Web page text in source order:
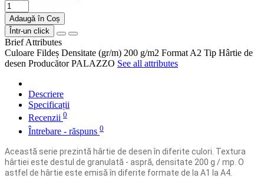
Adaugă în Coș
Într-un click
Brief Attributes
Culoare Fildeș Densitate (gr/m) 200 g/m2 Format A2 Tip Hârtie de
desen Producător PALAZZO See all attributes
Descriere
Specificații
Recenzii 0
Întrebare - răspuns 0
Această serie prezintă hârtie de desen în diferite culori. Textura
hârtiei este destul de granulată - aspră, densitate 200 g / mp. O
astfel de hârtie este emisă în diferite formate de la A1 la A4.